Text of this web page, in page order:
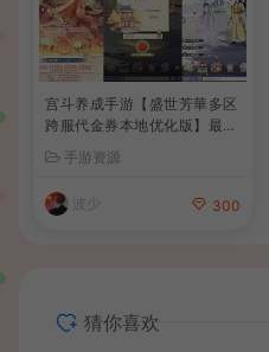
宫斗养成手游【盛世芳華多区
跨服代金券本地优化版】最新
整理单机一键即玩端+Linux
手工服务端+CDK授权后台
+安卓+详细搭建教程
手游资源
波少 300
猜你喜欢